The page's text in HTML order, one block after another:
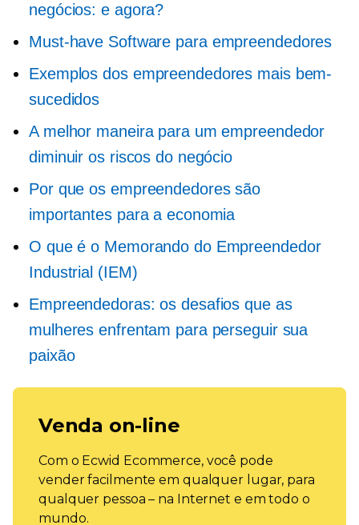
negócios: e agora?
Must-have Software para empreendedores
Exemplos dos empreendedores mais bem-
sucedidos
A melhor maneira para um empreendedor
diminuir os riscos do negócio
Por que os empreendedores são
importantes para a economia
O que é o Memorando do Empreendedor
Industrial (IEM)
Empreendedoras: os desafios que as
mulheres enfrentam para perseguir sua
paixão
Venda on-line
Com o Ecwid Ecommerce, você pode
vender facilmente em qualquer lugar, para
qualquer pessoa – na Internet e em todo o
mundo.